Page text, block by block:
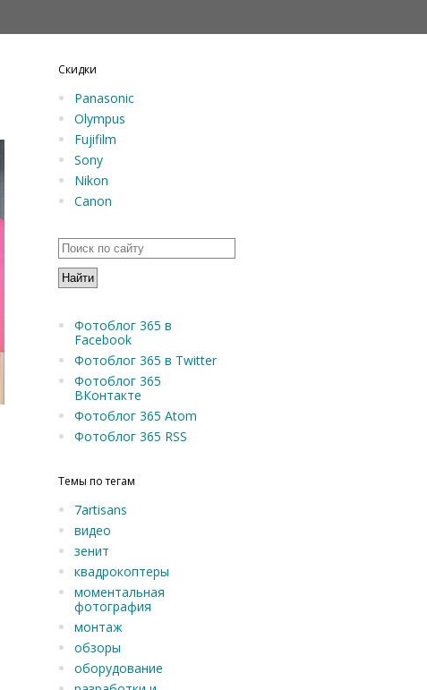
Скидки
Panasonic
Olympus
Fujifilm
Sony
Nikon
Canon
Фотоблог 365 в
Facebook
Фотоблог 365 в Twitter
Фотоблог 365
ВКонтакте
Фотоблог 365 Atom
Фотоблог 365 RSS
Темы по тегам
7artisans
видео
зенит
квадрокоптеры
моментальная
фотография
монтаж
обзоры
оборудование